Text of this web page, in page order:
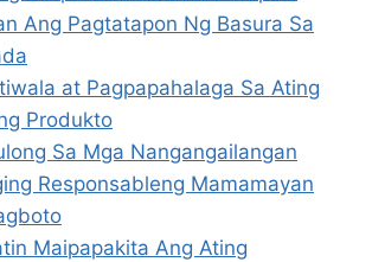
Ang Pagtatapon Ng Basura Sa
at Pagpapahalaga Sa Ating
Produkto
Sa Mga Nangangailangan
Responsableng Mamamayan
Maipapakita Ang Ating